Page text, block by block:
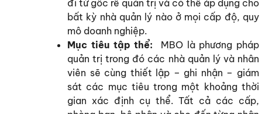
đi từ gốc rễ quản trị và có thể áp dụng cho
bất kỳ nhà quản lý nào ở mọi cấp độ, quy
mô doanh nghiệp.
Mục tiêu tập thể:
MBO là phương pháp
quản trị trong đó các nhà quản lý và nhân
viên sẽ cùng thiết lập – ghi nhận – giám
sát các mục tiêu trong một khoảng thời
gian xác định cụ thể. Tất cả các cấp,